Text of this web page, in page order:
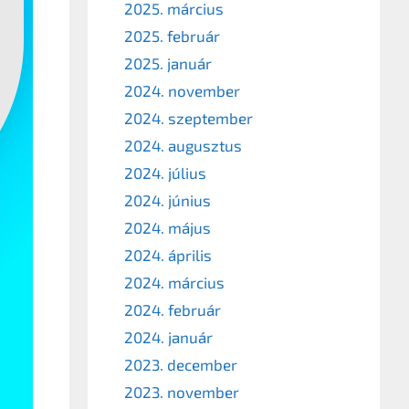
2025. március
2025. február
2025. január
2024. november
2024. szeptember
2024. augusztus
2024. július
2024. június
2024. május
2024. április
2024. március
2024. február
2024. január
2023. december
2023. november